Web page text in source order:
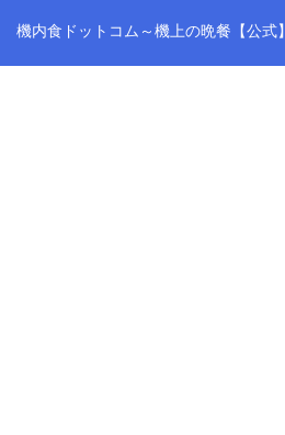
機内食ドットコム～機上の晩餐【公式】